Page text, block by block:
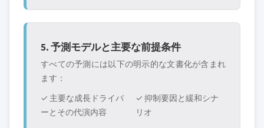
5. 予測モデルと主要な前提条件
すべての予測には以下の明示的な文書化が含まれ
ます：
✓ 主要な成長ドライバ
ーとその代演内容
✓ 抑制要因と緩和シナ
リオ